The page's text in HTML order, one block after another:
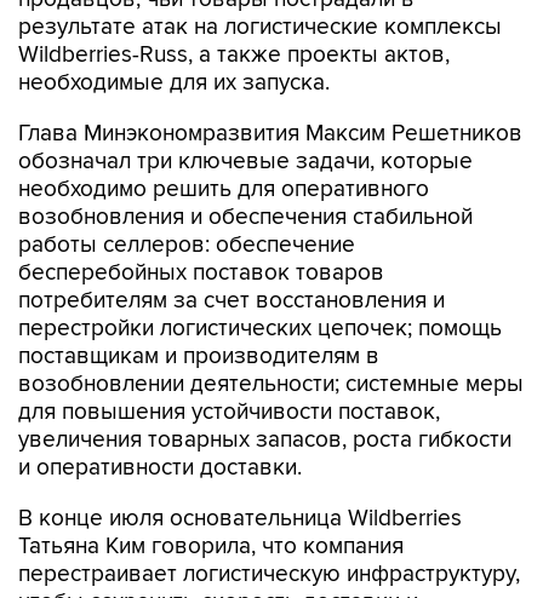
результате атак на логистические комплексы
Wildberries-Russ, а также проекты актов,
необходимые для их запуска.
Глава Минэкономразвития Максим Решетников
обозначал три ключевые задачи, которые
необходимо решить для оперативного
возобновления и обеспечения стабильной
работы селлеров: обеспечение
бесперебойных поставок товаров
потребителям за счет восстановления и
перестройки логистических цепочек; помощь
поставщикам и производителям в
возобновлении деятельности; системные меры
для повышения устойчивости поставок,
увеличения товарных запасов, роста гибкости
и оперативности доставки.
В конце июля основательница Wildberries
Татьяна Ким говорила, что компания
перестраивает логистическую инфраструктуру,